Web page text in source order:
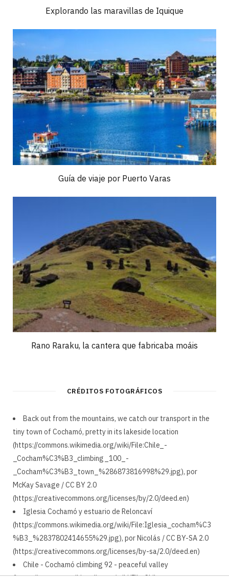
Explorando las maravillas de Iquique
Guía de viaje por Puerto Varas
Rano Raraku, la cantera que fabricaba moáis
CRÉDITOS FOTOGRÁFICOS
Back out from the mountains, we catch our transport in the
tiny town of Cochamó, pretty in its lakeside location
(https://commons.wikimedia.org/wiki/File:Chile_-
_Cocham%C3%B3_climbing_100_-
_Cocham%C3%B3_town_%286873816998%29.jpg), por
McKay Savage / CC BY 2.0
(https://creativecommons.org/licenses/by/2.0/deed.en)
Iglesia Cochamó y estuario de Reloncaví
(https://commons.wikimedia.org/wiki/File:Iglesia_cocham%C3
%B3_%2837802414655%29.jpg), por Nicolás / CC BY-SA 2.0
(https://creativecommons.org/licenses/by-sa/2.0/deed.en)
Chile - Cochamó climbing 92 - peaceful valley
(https://commons.wikimedia.org/wiki/File:Chile_-